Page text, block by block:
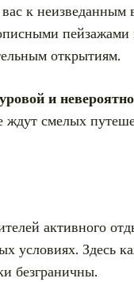
к
открытиям.
и
ждут смелых
активного
условиях. Здесь
безграничны.